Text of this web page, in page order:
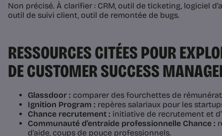
Non précisé. À clarifier : CRM, outil de ticketing, logiciel
outil de suivi client, outil de remontée de bugs.
RESSOURCES CITÉES POUR
DE CUSTOMER SUCCESS
Glassdoor : comparer des fourchettes de
Ignition Program : repères salariaux pour les
Chance recrutement : initiative de recrutement et
Communauté d’entraide professionnelle Chance :
d’aide, coups de pouce professionnels.